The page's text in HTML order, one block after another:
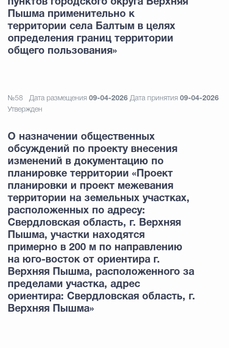
пунктов городского округа Верхняя
Пышма применительно к
территории села Балтым в целях
определения границ территории
общего пользования»
№58 Дата размещения 09-04-2026 Дата принятия 09-04-2026
Утвержден
О назначении общественных
обсуждений по проекту внесения
изменений в документацию по
планировке территории «Проект
планировки и проект межевания
территории на земельных участках,
расположенных по адресу:
Свердловская область, г. Верхняя
Пышма, участки находятся
примерно в 200 м по направлению
на юго-восток от ориентира г.
Верхняя Пышма, расположенного за
пределами участка, адрес
ориентира: Свердловская область, г.
Верхняя Пышма»